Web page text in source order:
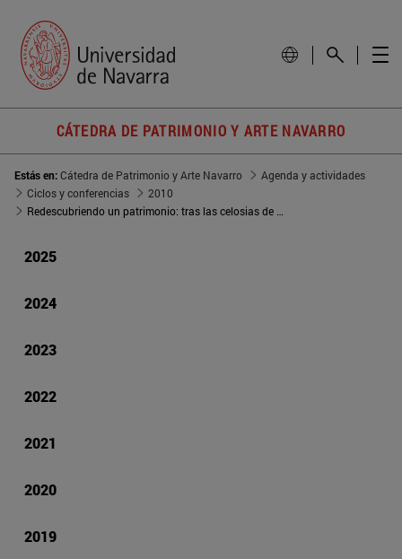
CÁTEDRA DE PATRIMONIO Y ARTE NAVARRO
Estás en:Cátedra de Patrimonio y Arte Navarro
Agenda y actividades
Ciclos y conferencias
2010
Redescubriendo un patrimonio: tras las celosias de las clausuras navarras
2025
2024
2023
2022
2021
2020
2019